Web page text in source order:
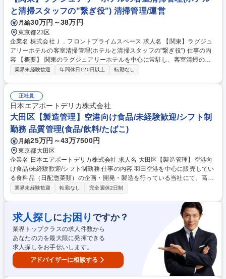
募集職種 夜勤専任【オペレーター職】22：00～翌8：00勤務/未経験歓
迎！転勤なし
と清掃スタッフの"繋ぎ役") 清掃管理/運営
月給30万円～38万円
東京都23区
企業名 株式会社Ｊ．フロントプライムスペース 求人名 【関東】ラグジュ
アリーホテルの客室清掃管理(ホテルと清掃スタッフの"繋ぎ役") 仕事の内
容 【概要】 関東のラグジュアリーホテルを中心に常駐し、客室清掃の管
理業務全般を担当いたします。ホテルと清掃スタッフの繋ぎ役として、清
の打合せ（スタッフ数の検討、清掃道具の調達・補充、トラブル共有 ほ
か）■清掃スタッフのマネジメント（勤怠や教育、モチベーションなど）
■清掃オペレーションの管理・改善 ■マニュアル作成（動画、紙資料な
ど） 募集職種 【関東】ラグジュアリーホテルの客室清掃管理(ホテルと清
掃スタッフの"繋ぎ役")
業界未経験歓迎 年間休日120日以上 転勤なし
正社員
日本エアポートデリカ株式会社
大田区【製造管理】空港向け食品/未経験歓迎/シフト制
勤務 品質管理(食品/飲料/たばこ)
月給25万円～43万7500円
東京都大田区
企業名 日本エアポートデリカ株式会社 求人名 大田区【製造管理】空港向
け食品/未経験歓迎/シフト制勤務 仕事の内容 羽田空港を中心に販売してい
る食料品（日配惣菜類）の企画・開発・製造を行っている当社にて、高品
質な食を提供するための製造管理業務全般をお任せいたします。未経験か
料・在庫等の計数管理 ■客先からのクレーム管理・対応、安全な製造のた
めの設備管理 ■現場スタッフの人材教育、現場管理・生産業務全般 ■入社
後は先輩社員のサポートのもと、段階的に業務を習得していただきます。
ゆくゆくは製造現場のコアメンバーとしてのご活躍を期待しております。
【業務内容の変更範囲】当社の指定する業務 募集職種 大田区【製造管
理】空港向け食品/未経験歓迎/シフト制勤務
業界未経験歓迎 転勤なし 完全週休2日制
求人探しにお困り ですか？
業界トップクラスの求人件数から
あなたの力を最大限に発揮できる
求人探しをお手伝いします。
アドバイザーに相談する